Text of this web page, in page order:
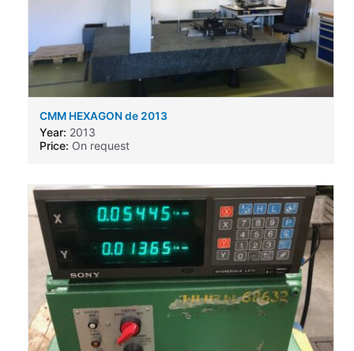
CMM HEXAGON de 2013
Year: 2013
Price: On request